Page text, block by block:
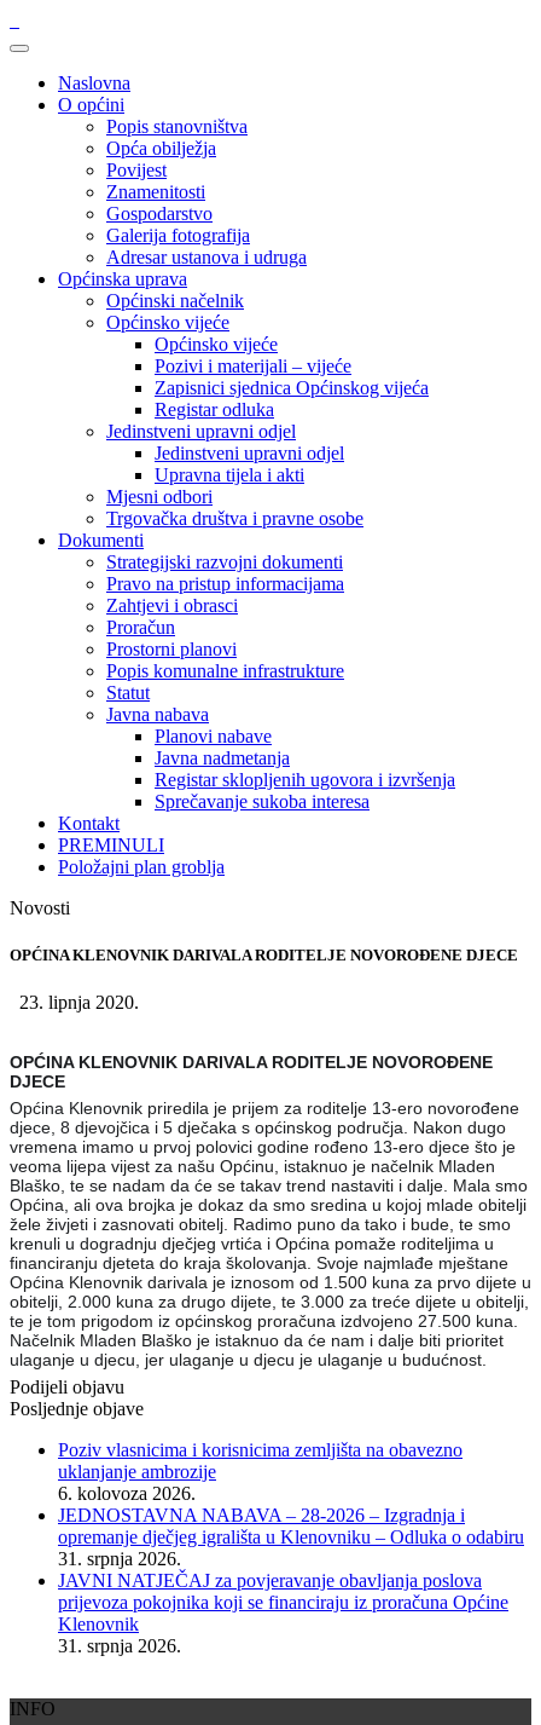
Naslovna
O općini
Popis stanovništva
Opća obilježja
Povijest
Znamenitosti
Gospodarstvo
Galerija fotografija
Adresar ustanova i udruga
Općinska uprava
Općinski načelnik
Općinsko vijeće
Općinsko vijeće
Pozivi i materijali – vijeće
Zapisnici sjednica Općinskog vijeća
Registar odluka
Jedinstveni upravni odjel
Jedinstveni upravni odjel
Upravna tijela i akti
Mjesni odbori
Trgovačka društva i pravne osobe
Dokumenti
Strategijski razvojni dokumenti
Pravo na pristup informacijama
Zahtjevi i obrasci
Proračun
Prostorni planovi
Popis komunalne infrastrukture
Statut
Javna nabava
Planovi nabave
Javna nadmetanja
Registar sklopljenih ugovora i izvršenja
Sprečavanje sukoba interesa
Kontakt
PREMINULI
Položajni plan groblja
Novosti
OPĆINA KLENOVNIK DARIVALA RODITELJE NOVOROĐENE DJECE
23. lipnja 2020.
OPĆINA KLENOVNIK DARIVALA RODITELJE NOVOROĐENE
DJECE
Općina Klenovnik priredila je prijem za roditelje 13-ero novorođene
djece, 8 djevojčica i 5 dječaka s općinskog područja. Nakon dugo
vremena imamo u prvoj polovici godine rođeno 13-ero djece što je
veoma lijepa vijest za našu Općinu, istaknuo je načelnik Mladen
Blaško, te se nadam da će se takav trend nastaviti i dalje. Mala smo
Općina, ali ova brojka je dokaz da smo sredina u kojoj mlade obitelji
žele živjeti i zasnovati obitelj. Radimo puno da tako i bude, te smo
krenuli u dogradnju dječjeg vrtića i Općina pomaže roditeljima u
financiranju djeteta do kraja školovanja. Svoje najmlađe mještane
Općina Klenovnik darivala je iznosom od 1.500 kuna za prvo dijete u
obitelji, 2.000 kuna za drugo dijete, te 3.000 za treće dijete u obitelji,
te je tom prigodom iz općinskog proračuna izdvojeno 27.500 kuna.
Načelnik Mladen Blaško je istaknuo da će nam i dalje biti prioritet
ulaganje u djecu, jer ulaganje u djecu je ulaganje u budućnost.
Podijeli objavu
Posljednje objave
Poziv vlasnicima i korisnicima zemljišta na obavezno
uklanjanje ambrozije
6. kolovoza 2026.
JEDNOSTAVNA NABAVA – 28-2026 – Izgradnja i
opremanje dječjeg igrališta u Klenovniku – Odluka o odabiru
31. srpnja 2026.
JAVNI NATJEČAJ za povjeravanje obavljanja poslova
prijevoza pokojnika koji se financiraju iz proračuna Općine
Klenovnik
31. srpnja 2026.
INFO